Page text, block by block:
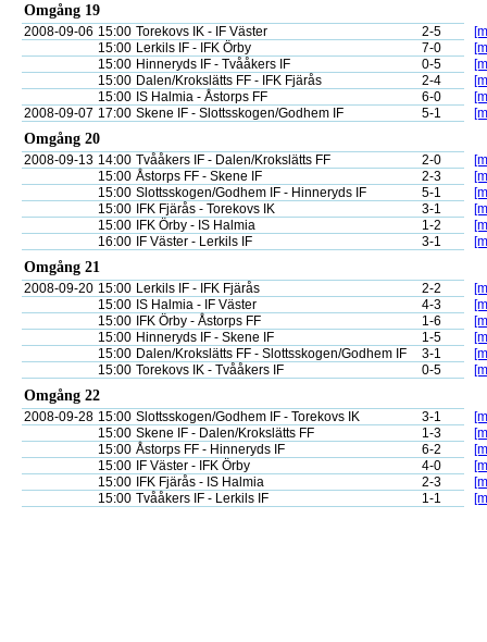
Omgång 19
2008-09-06 15:00 Torekovs IK - IF Väster 2-5
15:00 Lerkils IF - IFK Örby 7-0
15:00 Hinneryds IF - Tvååkers IF 0-5
15:00 Dalen/Krokslätts FF - IFK Fjärås 2-4
15:00 IS Halmia - Åstorps FF 6-0
2008-09-07 17:00 Skene IF - Slottsskogen/Godhem IF 5-1
Omgång 20
2008-09-13 14:00 Tvååkers IF - Dalen/Krokslätts FF 2-0
15:00 Åstorps FF - Skene IF 2-3
15:00 Slottsskogen/Godhem IF - Hinneryds IF 5-1
15:00
IFK Fjärås - Torekovs IK 3-1
15:00
IFK Örby - IS Halmia 1-2
16:00
IF Väster - Lerkils IF 3-1
Omgång 21
2008-09-20 15:00 Lerkils IF - IFK Fjärås 2-2
15:00 IS Halmia - IF Väster 4-3
15:00
IFK Örby - Åstorps FF 1-6
15:00 Hinneryds IF - Skene IF 1-5
15:00 Dalen/Krokslätts FF - Slottsskogen/Godhem IF 3-1
15:00 Torekovs IK - Tvååkers IF 0-5
Omgång 22
2008-09-28 15:00 Slottsskogen/Godhem IF - Torekovs IK 3-1
15:00 Skene IF - Dalen/Krokslätts FF 1-3
15:00 Åstorps FF - Hinneryds IF 6-2
15:00
IF Väster - IFK Örby 4-0
15:00
IFK Fjärås - IS Halmia 2-3
15:00 Tvååkers IF - Lerkils IF 1-1